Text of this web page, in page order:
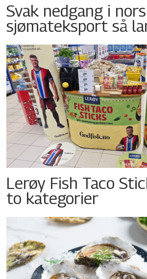
Svak nedgang i
sjømateksport så
Lerøy Fish Taco
to kategorier